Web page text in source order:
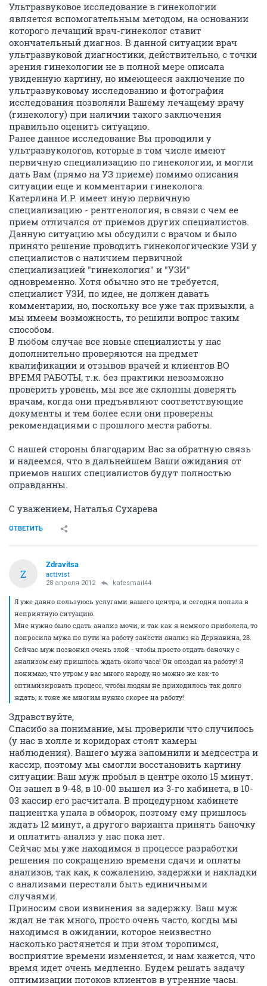
Ультразвуковое исследование в гинекологии
является вспомогательным методом, на основании
которого лечащий врач-гинеколог ставит
окончательный диагноз. В данной ситуации врач
ультразвуковой диагностики, действительно, с точки
зрения гинекологии не в полной мере описала
увиденную картину, но имеющееся заключение по
ультразвуковому исследованию и фотография
исследования позволяли Вашему лечащему врачу
(гинекологу) при наличии такого заключения
правильно оценить ситуацию.
Ранее данное исследование Вы проводили у
ультразвукологов, которые в том числе имеют
первичную специализацию по гинекологии, и могли
дать Вам (прямо на УЗ приеме) помимо описания
ситуации еще и комментарии гинеколога.
Катерлина И.Р. имеет иную первичную
специализацию - рентгенология, в связи с чем ее
прием отличался от приемов других специалистов.
Данную ситуацию мы обсудили с врачом и было
принято решение проводить гинекологические УЗИ у
специалистов с наличием первичной
специализацией "гинекология" и "УЗИ"
одновременно. Хотя обычно это не требуется,
специалист УЗИ, по идее, не должен давать
комментарии, но, поскольку все уже так привыкли, а
мы имеем возможность, то решили вопрос таким
способом.
В любом случае все новые специалисты у нас
дополнительно проверяются на предмет
квалификации и отзывов врачей и клиентов ВО
ВРЕМЯ РАБОТЫ, т.к. без практики невозможно
проверить уровень, мы все же склонны доверять
врачам, когда они предъявляют соответствующие
документы и тем более если они проверены
рекомендациями с прошлого места работы.
С нашей стороны благодарим Вас за обратную связь
и надеемся, что в дальнейшем Ваши ожидания от
приемов наших специалистов будут полностью
оправданны.
С уважением, Наталья Сухарева
ОТВЕТИТЬ
Z
Zdravitsa
activist
28 апреля 2012 katesmail44
Я уже давно пользуюсь услугами вашего центра, и сегодня попала в
неприятную ситуацию.
Мне нужно было сдать анализ мочи, и так как я немного приболела, то
попросила мужа по пути на работу занести анализ на Державина, 28.
Сейчас муж позвонил очень злой - чтобы просто отдать баночку с
анализом ему пришлось ждать около часа! Он опоздал на работу! Я
понимаю, что утром у вас много народу, но можно же как-то
оптимизировать процесс, чтобы людям не приходилось так долго
ждать, к тоже же многим нужно скорее на работу!
Здравствуйте,
Спасибо за понимание, мы проверили что случилось
(у нас в холле и коридорах стоят камеры
наблюдения). Вашего мужа запомнили и медсестра и
кассир, поэтому мы смогли восстановить картину
ситуации: Ваш муж пробыл в центре около 15 минут.
Он зашел в 9-48, в 10-00 вышел из 3-го кабинета, в 10-
03 кассир его расчитала. В процедурном кабинете
пациентка упала в обморок, поэтому ему пришлось
ждать 12 минут, а другого варианта принять баночку
и оплатить анализ у нас пока нет.
Сейчас мы уже находимся в процессе разработки
решения по сокращению времени сдачи и оплаты
анализов, так как, к сожалению, задержки и накладки
с анализами перестали быть единичными
случаями.
Приносим свои извинения за задержку. Ваш муж
ждал не так много, просто очень часто, когды мы
находимся в ожидании, которое неизвестно
насколько растянется и при этом торопимся,
восприятие времени изменяется, и нам кажется, что
время идет очень медленно. Будем решать задачу
оптимизации потоков клиентов в утренние часы.